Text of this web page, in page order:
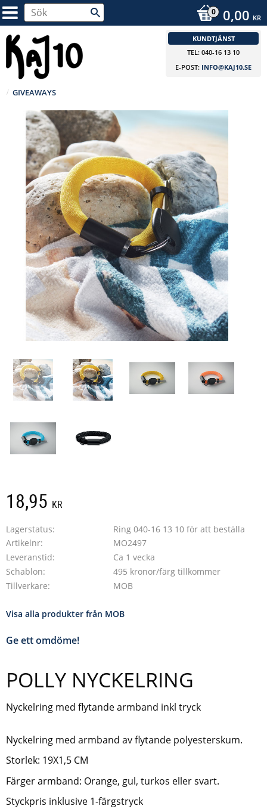
0,00 KR
KUNDTJÄNST
TEL: 040-16 13 10
E-POST: INFO@KAJ10.SE
GIVEAWAYS
18,95 KR
Lagerstatus
Ring 040-16 13 10 för att beställa
Artikelnr
MO2497
Leveranstid
Ca 1 vecka
Schablon
495 kronor/färg tillkommer
Tillverkare
MOB
Visa alla produkter från MOB
Ge ett omdöme!
POLLY NYCKELRING
Nyckelring med flytande armband inkl tryck
Nyckelring med armband av flytande polyesterskum.
Storlek: 19X1,5 CM
Färger armband: Orange, gul, turkos eller svart.
Styckpris inklusive 1-färgstryck